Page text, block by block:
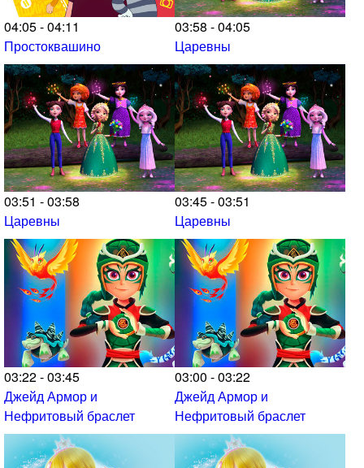
04:05 - 04:11
Простоквашино
03:58 - 04:05
Царевны
03:51 - 03:58
Царевны
03:45 - 03:51
Царевны
03:22 - 03:45
Джейд Армор и
Нефритовый браслет
03:00 - 03:22
Джейд Армор и
Нефритовый браслет